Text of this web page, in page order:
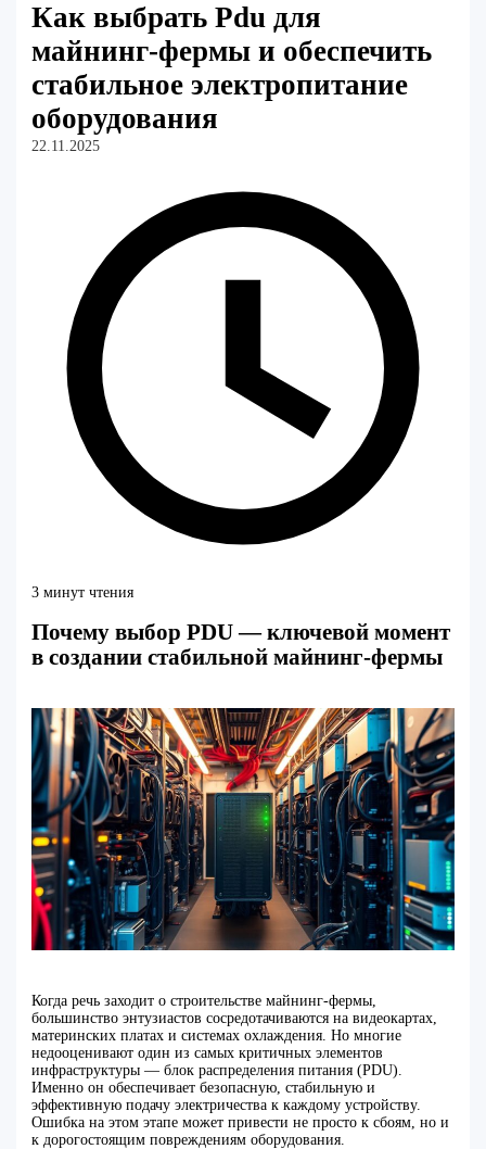
Как выбрать Pdu для
майнинг-фермы и обеспечить
стабильное электропитание
оборудования
22.11.2025
3 минут чтения
Почему выбор PDU — ключевой момент
в создании стабильной майнинг-фермы
Когда речь заходит о строительстве майнинг-фермы,
большинство энтузиастов сосредотачиваются на видеокартах,
материнских платах и системах охлаждения. Но многие
недооценивают один из самых критичных элементов
инфраструктуры — блок распределения питания (PDU).
Именно он обеспечивает безопасную, стабильную и
эффективную подачу электричества к каждому устройству.
Ошибка на этом этапе может привести не просто к сбоям, но и
к дорогостоящим повреждениям оборудования.